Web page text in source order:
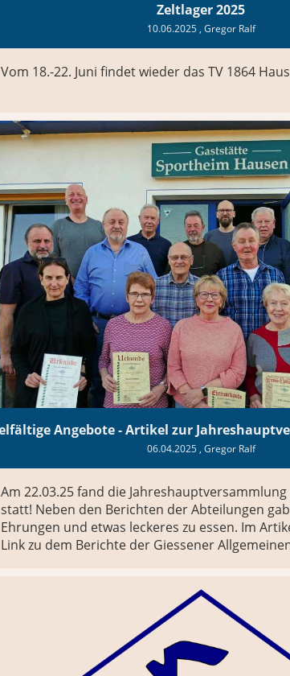
Zeltlager 2025
10.06.2025, Gregor Ralf
Vom 18.-22. Juni findet wieder das TV 1864
06.04.2025, Gregor Ralf
Am 22.03.25 fand die Jahreshauptversammlung
statt! Neben den Berichten der Abteilungen
Ehrungen und etwas leckeres zu essen. Im
Link zu dem Berichte der Giessener